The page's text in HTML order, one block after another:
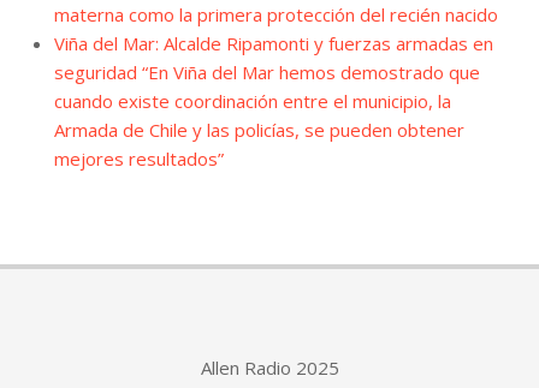
materna como la primera protección del recién nacido
Viña del Mar: Alcalde Ripamonti y fuerzas armadas en
seguridad “En Viña del Mar hemos demostrado que
cuando existe coordinación entre el municipio, la
Armada de Chile y las policías, se pueden obtener
mejores resultados”
Allen Radio 2025